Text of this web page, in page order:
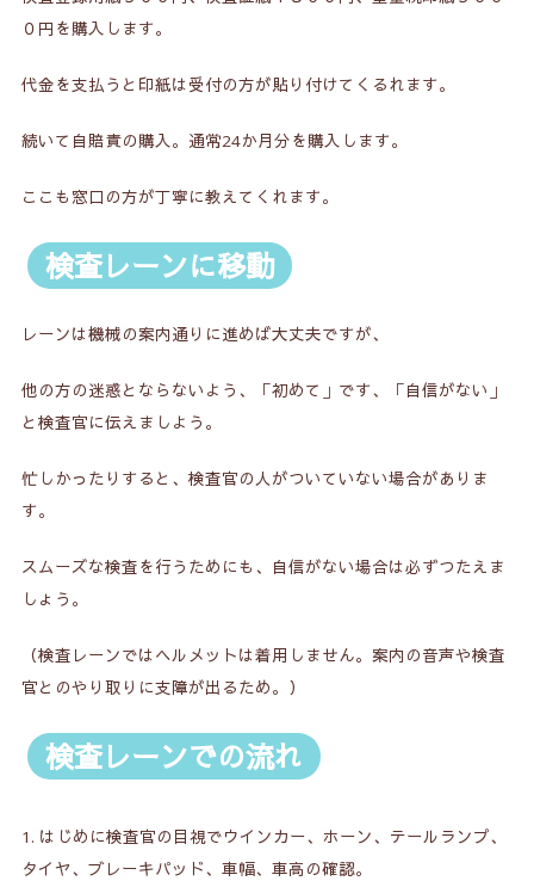
０円を購入します。
代金を支払うと印紙は受付の方が貼り付けてくるれます。
続いて自賠責の購入。通常24か月分を購入します。
ここも窓口の方が丁寧に教えてくれます。
検査レーンに移動
レーンは機械の案内通りに進めば大丈夫ですが、
他の方の迷惑とならないよう、「初めて」です、「自信がない」
と検査官に伝えましよう。
忙しかったりすると、検査官の人がついていない場合がありま
す。
スムーズな検査を行うためにも、自信がない場合は必ずつたえま
しょう。
（検査レーンではヘルメットは着用しません。案内の音声や検査
官とのやり取りに支障が出るため。）
検査レーンでの流れ
はじめに検査官の目視でウインカー、ホーン、テールランプ、
タイヤ、ブレーキパッド、車幅、車高の確認。